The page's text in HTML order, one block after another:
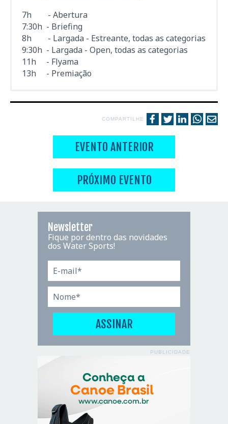
7h - Abertura
7:30h - Briefing
8h - Largada - Estreante, todas as categorias
9:30h - Largada - Open, todas as categorias
11h - Flyama
13h - Premiação
COMPARTILHE
EVENTO ANTERIOR
PRÓXIMO EVENTO
Newsletter
Fique por dentro das novidades
dos Water Sports!
PUBLICIDADE